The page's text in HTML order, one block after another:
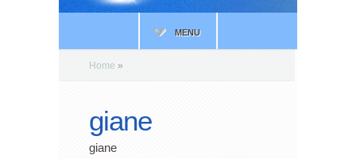
MENU
Home »
giane
giane